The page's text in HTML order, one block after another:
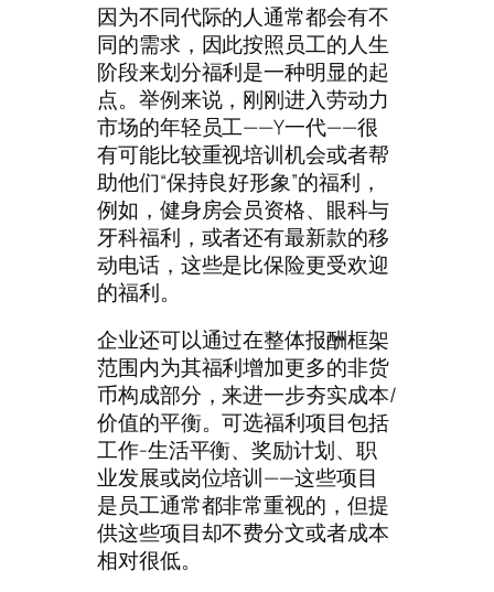
因为不同代际的人通常都会有不
同的需求，因此按照员工的人生
阶段来划分福利是一种明显的起
点。举例来说，刚刚进入劳动力
市场的年轻员工——Y一代——很
有可能比较重视培训机会或者帮
助他们“保持良好形象”的福利，
例如，健身房会员资格、眼科与
牙科福利，或者还有最新款的移
动电话，这些是比保险更受欢迎
的福利。
企业还可以通过在整体报酬框架
范围内为其福利增加更多的非货
币构成部分，来进一步夯实成本/
价值的平衡。可选福利项目包括
工作-生活平衡、奖励计划、职
业发展或岗位培训——这些项目
是员工通常都非常重视的，但提
供这些项目却不费分文或者成本
相对很低。